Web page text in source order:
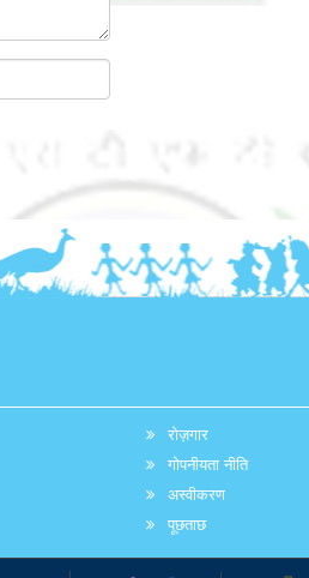
रोज़गार
गोपनीयता नीति
अस्वीकरण
पूछताछ